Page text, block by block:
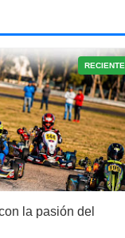
RECIENTE
la pasión del